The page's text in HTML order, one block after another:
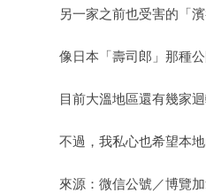
另一家之前也受害的「
像日本「壽司郎」那種
目前大溫地區還有幾家
不過，我私心也希望本
來源：微信公號／博覽